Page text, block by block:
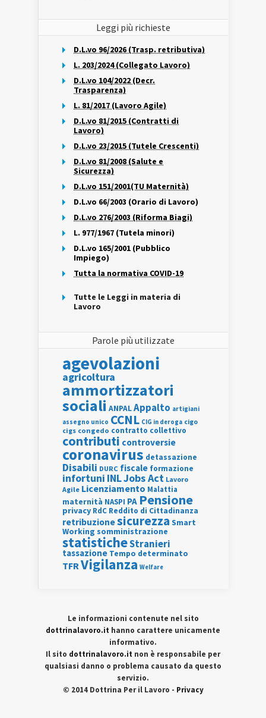
Leggi più richieste
D.L.vo 96/2026 (Trasp. retributiva)
L. 203/2024 (Collegato Lavoro)
D.L.vo 104/2022 (Decr.
Trasparenza)
L. 81/2017 (Lavoro Agile)
D.L.vo 81/2015 (Contratti di
Lavoro)
D.L.vo 23/2015 (Tutele Crescenti)
D.L.vo 81/2008 (Salute e
Sicurezza)
D.L.vo 151/2001(TU Maternità)
D.L.vo 66/2003 (Orario di Lavoro)
D.L.vo 276/2003 (Riforma Biagi)
L. 977/1967 (Tutela minori)
D.L.vo 165/2001 (Pubblico
Impiego)
Tutta la normativa COVID-19
Tutte le Leggi in materia di
Lavoro
Parole più utilizzate
agevolazioni
agricoltura
ammortizzatori
sociali ANPALAppalto artigiani
assegno unico CCNL CIG in deroga cigo
cigs congedo contratto collettivo
contributi controversie
coronavirus detassazione
Disabili DURC fiscale formazione
infortuni INLJobs Act Lavoro
Agile Licenziamento Malattia
maternità NASPI PA Pensione
privacy RdC Reddito di Cittadinanza
retribuzionesicurezza Smart
Working somministrazione
statisticheStranieri
tassazione Tempo determinato
TFRVigilanza Welfare
Le informazioni contenute nel sito
dottrinalavoro.it hanno carattere unicamente
informativo.
Il sito dottrinalavoro.it non è responsabile per
qualsiasi danno o problema causato da questo
servizio.
© 2014 Dottrina Per il Lavoro - Privacy